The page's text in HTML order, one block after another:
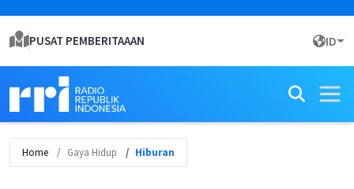
PUSAT PEMBERITAAAN ID
Home Gaya Hidup Hiburan